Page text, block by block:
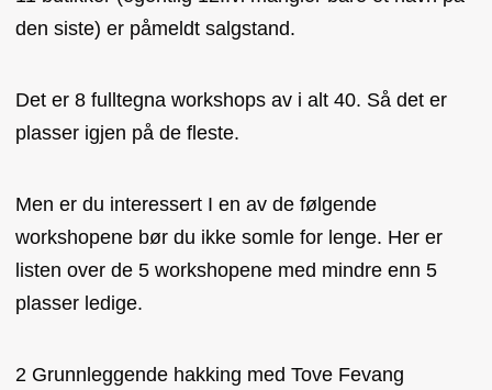
den siste) er påmeldt salgstand.
Det er 8 fulltegna workshops av i alt 40. Så det er
plasser igjen på de fleste.
Men er du interessert I en av de følgende
workshopene bør du ikke somle for lenge. Her er
listen over de 5 workshopene med mindre enn 5
plasser ledige.
2 Grunnleggende hakking med Tove Fevang